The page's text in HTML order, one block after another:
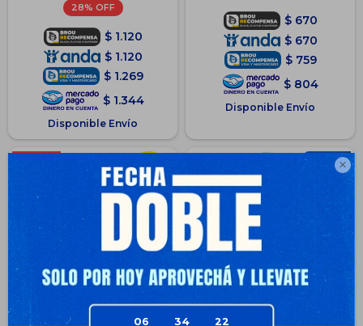

06 34 21
28
$ 1.120
$ 1.120
$ 1.269
$ 1.344
Disponible Envío
$ 670
$ 670
$ 759
$ 804
Disponible Envío